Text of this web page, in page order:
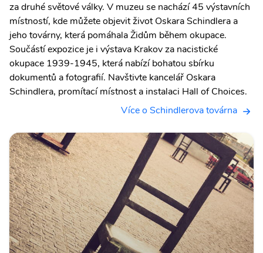
za druhé světové války. V muzeu se nachází 45 výstavních
místností, kde můžete objevit život Oskara Schindlera a
jeho továrny, která pomáhala Židům během okupace.
Součástí expozice je i výstava Krakov za nacistické
okupace 1939-1945, která nabízí bohatou sbírku
dokumentů a fotografií. Navštivte kancelář Oskara
Schindlera, promítací místnost a instalaci Hall of Choices.
Více o Schindlerova továrna